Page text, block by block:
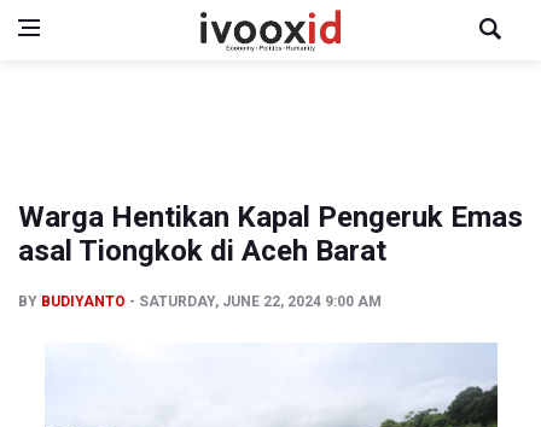
Warga Hentikan Kapal Pengeruk Emas
asal Tiongkok di Aceh Barat
BY BUDIYANTO SATURDAY, JUNE 22, 2024 9:00 AM